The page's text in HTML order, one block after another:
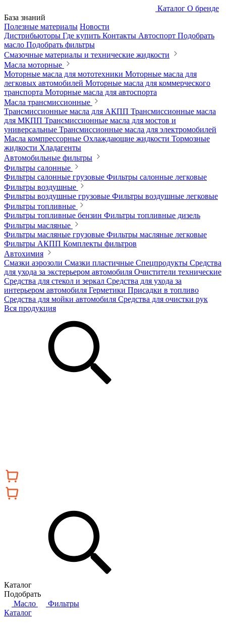
Каталог О бренде
База знаний
Полезные материалы Новости
Дистрибьюторы Где купить Контакты Автоспорт Подобрать
масло Подобрать фильтры
Смазочные материалы и технические жидкости
Масла моторные
Моторные масла для мототехники Моторные масла для
легковых автомобилей Моторные масла для коммерческого
транспорта Моторные масла для автоспорта
Масла трансмиссионные
Трансмиссионные масла для АКПП Трансмиссионные масла
для МКПП Трансмиссионные масла для мостов и
универсальные Трансмиссионные масла для электромобилей
Масла компрессорные Охлаждающие жидкости Тормозные
жидкости Хладагенты
Автомобильные фильтры
Фильтры салонные
Фильтры салонные грузовые Фильтры салонные легковые
Фильтры воздушные
Фильтры воздушные грузовые Фильтры воздушные легковые
Фильтры топливные
Фильтры топливные бензин Фильтры топливные дизель
Фильтры масляные
Фильтры масляные грузовые Фильтры масляные легковые
Фильтры АКПП Комплекты фильтров
Автохимия
Смазки аэрозоли Смазки пластичные Спецпродукты Средства
для ухода за экстерьером автомобиля Очистители технические
Средства для стекол и зеркал Средства для ухода за
интерьером автомобиля Герметики Присадки в топливо
Средства для мойки автомобиля Средства для очистки рук
Вся продукция
Каталог
Подобрать
Масло
Фильтры
Каталог